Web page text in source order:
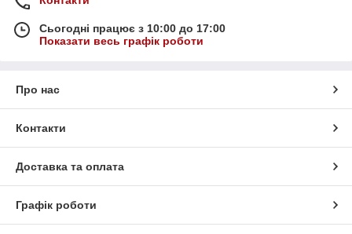
Сьогодні працює з 10:00 до 17:00
Показати весь графік роботи
Про нас
Контакти
Доставка та оплата
Графік роботи